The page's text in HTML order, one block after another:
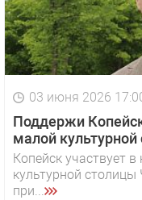
03 июня 2026
Поддержи
малой культурной
Копейск участвует
культурной
при...